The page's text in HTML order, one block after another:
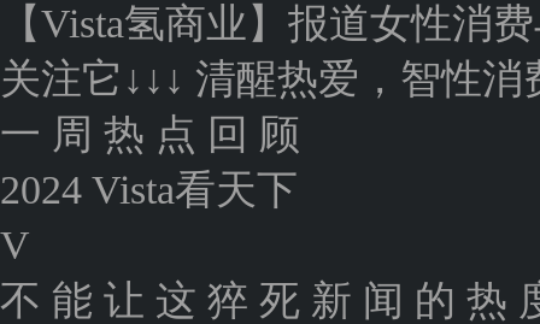
【Vista氢商业】报道女性消
关注它↓↓↓ 清醒热爱，智性消
一 周 热 点 回 顾
2024 Vista看天下
V
不 能 让 这 猝 死 新 闻 的 热